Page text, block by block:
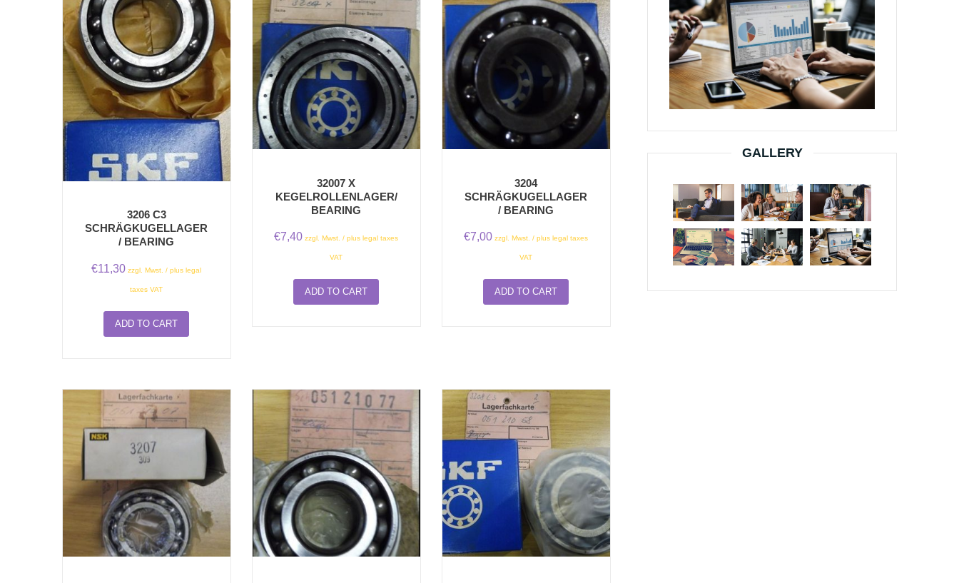
3206 C3
SCHRÄGKUGELLAGER
/ BEARING
€11,30 zzgl. Mwst. / plus legal
taxes VAT
ADD TO CART
32007 X
KEGELROLLENLAGER/
BEARING
€7,40 zzgl. Mwst. / plus legal taxes
VAT
ADD TO CART
3204
SCHRÄGKUGELLAGER
/ BEARING
€7,00 zzgl. Mwst. / plus legal taxes
VAT
ADD TO CART
GALLERY